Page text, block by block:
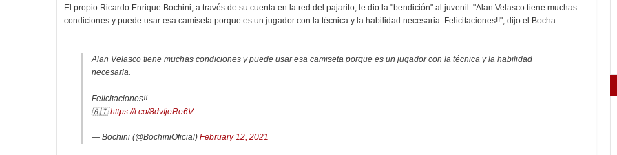
El propio Ricardo Enrique Bochini, a través de su cuenta en la red del pajarito, le dio la "bendición" al juvenil: "Alan Velasco tiene muchas
condiciones y puede usar esa camiseta porque es un jugador con la técnica y la habilidad necesaria. Felicitaciones!!", dijo el Bocha.
Alan Velasco tiene muchas condiciones y puede usar esa camiseta porque es un jugador con la técnica y la habilidad
necesaria.
Felicitaciones!!
🇦🇹https://t.co/8dvIjeRe6V
— Bochini (@BochiniOficial) February 12, 2021